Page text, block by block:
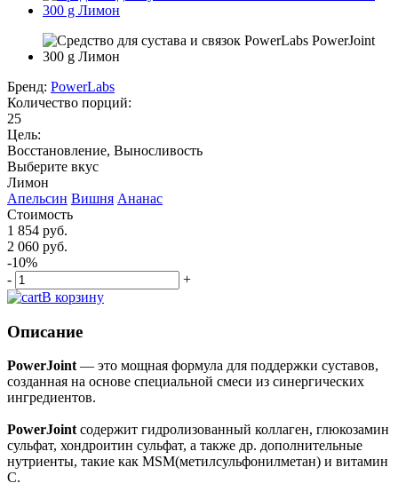
Бренд: PowerLabs
Количество порций:
25
Цель:
Восстановление, Выносливость
Выберите вкус
Лимон
Апельсин Вишня Ананас
Стоимость
1 854 руб.
2 060 руб.
-10%
-
+
В корзину
Описание
PowerJoint — это мощная формула для поддержки суставов,
созданная на основе специальной смеси из синергических
ингредиентов.
PowerJoint содержит гидролизованный коллаген, глюкозамин
сульфат, хондроитин сульфат, а также др. дополнительные
нутриенты, такие как MSM(метилсульфонилметан) и витамин
С.